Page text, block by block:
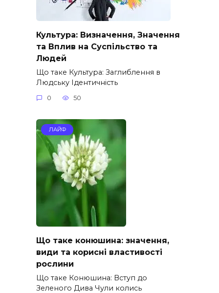
Культура: Визначення, Значення
та Вплив на Суспільство та
Людей
Що таке Культура: Заглиблення в
Людську Ідентичність
0 50
ЛАЙФ
Що таке конюшина: значення,
види та корисні властивості
рослини
Що таке Конюшина: Вступ до
Зеленого Дива Чули колись